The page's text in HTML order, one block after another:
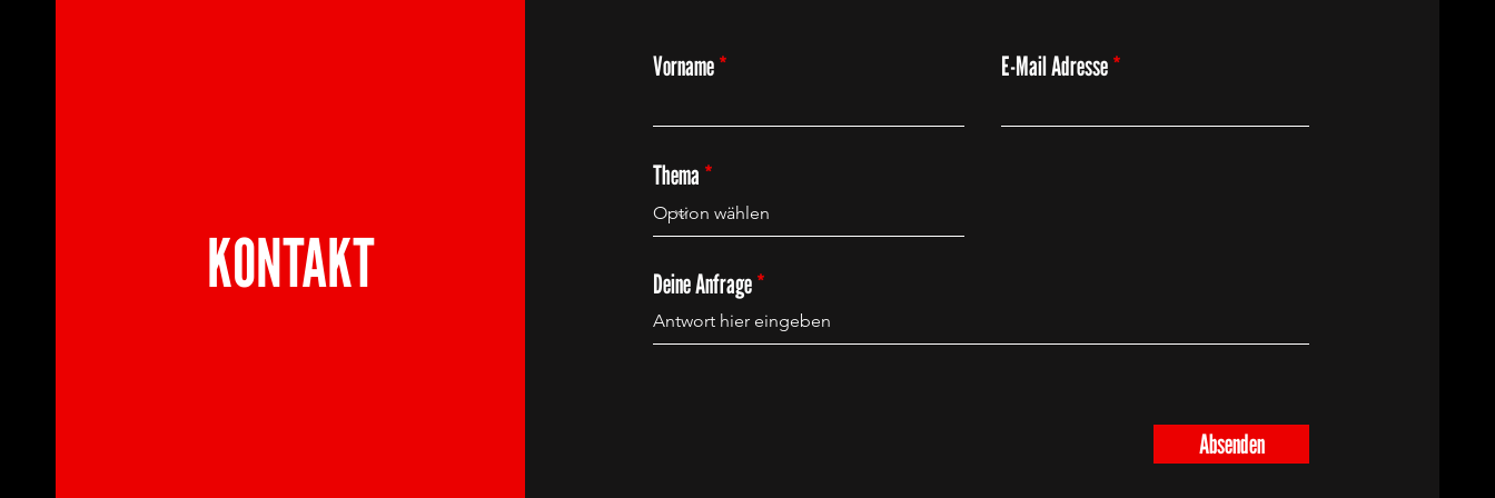
KONTAKT
Vorname E-Mail Adresse
Thema
Deine Anfrage
Absenden